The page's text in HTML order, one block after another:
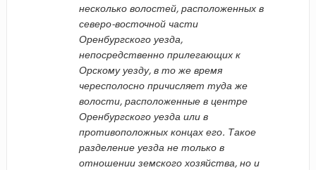
несколько волостей, расположенных в
северо-восточной части
Оренбургского уезда,
непосредственно прилегающих к
Орскому уезду, в то же время
чересполосно причисляет туда же
волости, расположенные в центре
Оренбургского уезда или в
противоположных концах его. Такое
разделение уезда не только в
отношении земского хозяйства, но и